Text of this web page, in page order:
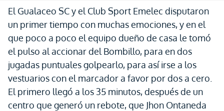
El Gualaceo SC y el Club Sport Emelec disputaron
un primer tiempo con muchas emociones, y en el
que poco a poco el equipo dueño de casa le tomó
el pulso al accionar del Bombillo, para en dos
jugadas puntuales golpearlo, para así irse a los
vestuarios con el marcador a favor por dos a cero.
El primero llegó a los 35 minutos, después de un
centro que generó un rebote, que Jhon Ontaneda